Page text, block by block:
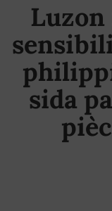
Luzon
sida